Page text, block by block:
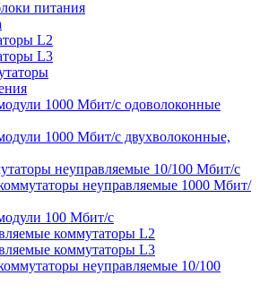
питания
L2
L3
1000 Мбит/c одоволоконные
1000 Мбит/c двухволоконные,
неуправляемые 10/100 Мбит/с
неуправляемые 1000 Мбит/
100 Мбит/c
коммутаторы L2
коммутаторы L3
неуправляемые 10/100